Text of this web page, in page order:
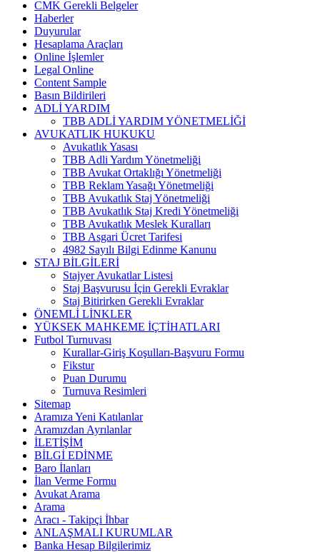
CMK Gerekli Belgeler
Haberler
Duyurular
Hesaplama Araçları
Online İşlemler
Legal Online
Content Sample
Basın Bildirileri
ADLİ YARDIM
TBB ADLİ YARDIM YÖNETMELİĞİ
AVUKATLIK HUKUKU
Avukatlık Yasası
TBB Adli Yardım Yönetmeliği
TBB Avukat Ortaklığı Yönetmeliği
TBB Reklam Yasağı Yönetmeliği
TBB Avukatlık Staj Yönetmeliği
TBB Avukatlık Staj Kredi Yönetmeliği
TBB Avukatlık Meslek Kuralları
TBB Asgari Ücret Tarifesi
4982 Sayılı Bilgi Edinme Kanunu
STAJ BİLGİLERİ
Stajyer Avukatlar Listesi
Staj Başvurusu İçin Gerekli Evraklar
Staj Bitirirken Gerekli Evraklar
ÖNEMLİ LİNKLER
YÜKSEK MAHKEME İÇTİHATLARI
Futbol Turnuvası
Kurallar-Giriş Koşulları-Başvuru Formu
Fikstur
Puan Durumu
Turnuva Resimleri
Sitemap
Aramıza Yeni Katılanlar
Aramızdan Ayrılanlar
İLETİŞİM
BİLGİ EDİNME
Baro İlanları
İlan Verme Formu
Avukat Arama
Arama
Aracı - Takipçi İhbar
ANLAŞMALI KURUMLAR
Banka Hesap Bilgilerimiz